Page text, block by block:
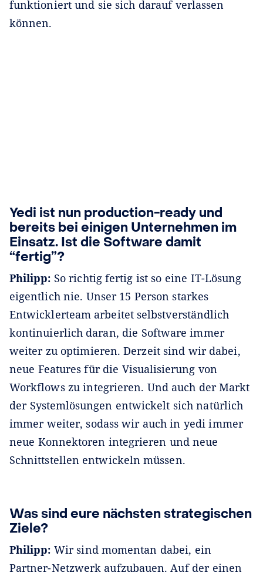
funktioniert und sie sich darauf verlassen
können.
Yedi ist nun production-ready und
bereits bei einigen Unternehmen im
Einsatz. Ist die Software damit
“fertig”?
Philipp: So richtig fertig ist so eine IT-Lösung
eigentlich nie. Unser 15 Person starkes
Entwicklerteam arbeitet selbstverständlich
kontinuierlich daran, die Software immer
weiter zu optimieren. Derzeit sind wir dabei,
neue Features für die Visualisierung von
Workflows zu integrieren. Und auch der Markt
der Systemlösungen entwickelt sich natürlich
immer weiter, sodass wir auch in yedi immer
neue Konnektoren integrieren und neue
Schnittstellen entwickeln müssen.
Was sind eure nächsten strategischen
Ziele?
Philipp: Wir sind momentan dabei, ein
Partner-Netzwerk aufzubauen. Auf der einen